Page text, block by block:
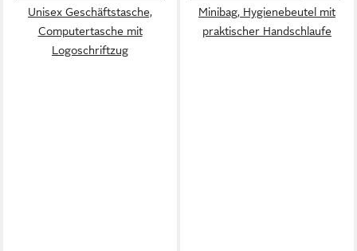
Unisex Geschäftstasche,
Computertasche mit
Logoschriftzug
Minibag, Hygienebeutel mit
praktischer Handschlaufe